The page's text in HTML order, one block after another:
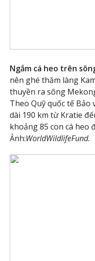
Ngắm cá heo trên
nên ghé thăm làng
thuyền ra sông
Theo Quỹ quốc tế
dài 190 km từ Kratie
khoảng 85 con cá heo
Ảnh:WorldWildlifeFund.